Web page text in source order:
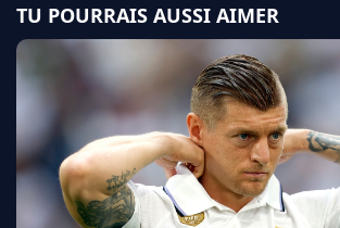
TU POURRAIS AUSSI AIMER